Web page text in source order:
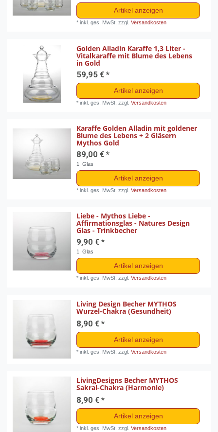
Artikel anzeigen
*inkl. ges. MwSt. zzgl.Versandkosten
Golden Alladin Karaffe 1,3 Liter -
Vitalkaraffe mit Blume des Lebens
in Gold
59,95 € *
Artikel anzeigen
*inkl. ges. MwSt. zzgl.Versandkosten
Karaffe Golden Alladin mit goldener
Blume des Lebens + 2 Gläsern
Mythos Gold
89,00 € *
1 Glas
Artikel anzeigen
*inkl. ges. MwSt. zzgl.Versandkosten
Liebe - Mythos Liebe -
Affirmationsglas - Natures Design
Glas - Trinkbecher
9,90 € *
1 Glas
Artikel anzeigen
*inkl. ges. MwSt. zzgl.Versandkosten
Living Design Becher MYTHOS
Wurzel-Chakra (Gesundheit)
8,90 € *
Artikel anzeigen
*inkl. ges. MwSt. zzgl.Versandkosten
LivingDesigns Becher MYTHOS
Sakral-Chakra (Harmonie)
8,90 € *
Artikel anzeigen
*inkl. ges. MwSt. zzgl.Versandkosten